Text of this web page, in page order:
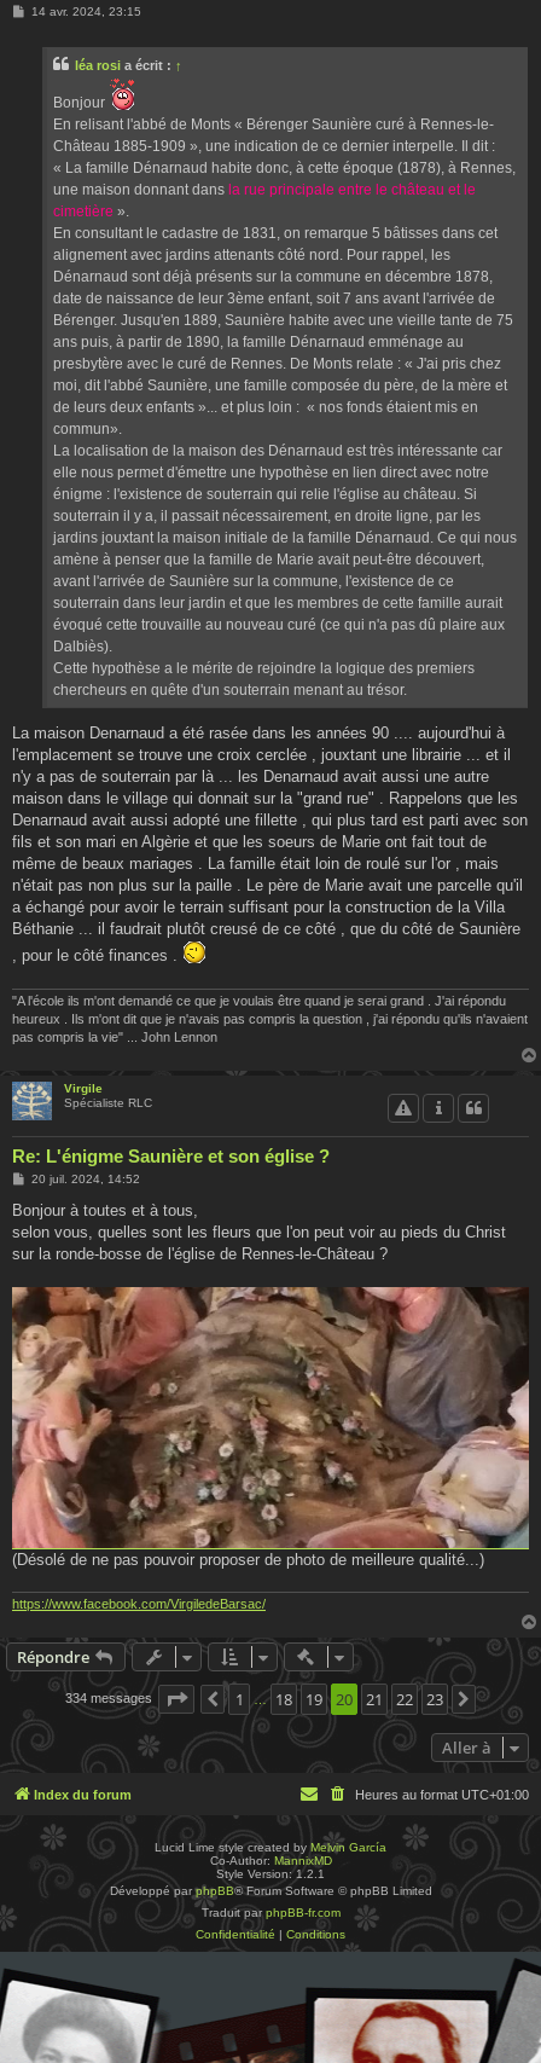
M14 avr. 2024, 23:15
léa rosi a écrit : ↑
Bonjour
En relisant l'abbé de Monts « Bérenger Saunière curé à Rennes-le-
Château 1885-1909 », une indication de ce dernier interpelle. Il dit :
« La famille Dénarnaud habite donc, à cette époque (1878), à Rennes,
une maison donnant dans la rue principale entre le château et le
cimetière ».
En consultant le cadastre de 1831, on remarque 5 bâtisses dans cet
alignement avec jardins attenants côté nord. Pour rappel, les
Dénarnaud sont déjà présents sur la commune en décembre 1878,
date de naissance de leur 3ème enfant, soit 7 ans avant l'arrivée de
Bérenger. Jusqu'en 1889, Saunière habite avec une vieille tante de 75
ans puis, à partir de 1890, la famille Dénarnaud emménage au
presbytère avec le curé de Rennes. De Monts relate : « J'ai pris chez
moi, dit l'abbé Saunière, une famille composée du père, de la mère et
de leurs deux enfants »... et plus loin : « nos fonds étaient mis en
commun».
La localisation de la maison des Dénarnaud est très intéressante car
elle nous permet d'émettre une hypothèse en lien direct avec notre
énigme : l'existence de souterrain qui relie l'église au château. Si
souterrain il y a, il passait nécessairement, en droite ligne, par les
jardins jouxtant la maison initiale de la famille Dénarnaud. Ce qui nous
amène à penser que la famille de Marie avait peut-être découvert,
avant l'arrivée de Saunière sur la commune, l'existence de ce
souterrain dans leur jardin et que les membres de cette famille aurait
évoqué cette trouvaille au nouveau curé (ce qui n'a pas dû plaire aux
Dalbiès).
Cette hypothèse a le mérite de rejoindre la logique des premiers
chercheurs en quête d'un souterrain menant au trésor.
La maison Denarnaud a été rasée dans les années 90 .... aujourd'hui à
l'emplacement se trouve une croix cerclée , jouxtant une librairie ... et il
n'y a pas de souterrain par là ... les Denarnaud avait aussi une autre
maison dans le village qui donnait sur la "grand rue" . Rappelons que les
Denarnaud avait aussi adopté une fillette , qui plus tard est parti avec son
fils et son mari en Algèrie et que les soeurs de Marie ont fait tout de
même de beaux mariages . La famille était loin de roulé sur l'or , mais
n'était pas non plus sur la paille . Le père de Marie avait une parcelle qu'il
a échangé pour avoir le terrain suffisant pour la construction de la Villa
Béthanie ... il faudrait plutôt creusé de ce côté , que du côté de Saunière
, pour le côté finances .
"A l'école ils m'ont demandé ce que je voulais être quand je serai grand . J'ai répondu
heureux . Ils m'ont dit que je n'avais pas compris la question , j'ai répondu qu'ils n'avaient
pas compris la vie" ... John Lennon
Virgile
Spécialiste RLC
Re: L'énigme Saunière et son église ?
M
s
a
g
20 juil. 2024, 14:52
Bonjour à toutes et à tous,
selon vous, quelles sont les fleurs que l'on peut voir au pieds du Christ
sur la ronde-bosse de l'église de Rennes-le-Château ?
(Désolé de ne pas pouvoir proposer de photo de meilleure qualité...)
https://www.facebook.com/VirgiledeBarsac/
Répondre Actions rapides de
334 messages Page 20 sur 23
Précédente
1 … 18 19 20 21 22 23 Suivante
Aller à
Index du forum Heures au format UTC+01:00
Lucid Lime style created by Melvin García
Co-Author: MannixMD
Style Version: 1.2.1
Développé parphpBB® Forum Software © phpBB Limited
Traduit parphpBB-fr.com
Confidentialité | Conditions